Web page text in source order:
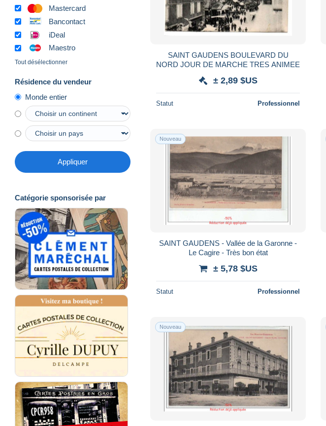
Mastercard
Bancontact
iDeal
Maestro
Tout désélectionner
Résidence du vendeur
Monde entier
Appliquer
Catégorie sponsorisée par
SAINT GAUDENS BOULEVARD DU
NORD JOUR DE MARCHE TRES ANIMEE
± 2,89 $US
Statut Professionnel
Nouveau
SAINT GAUDENS - Vallée de la Garonne -
Le Cagire - Très bon état
± 5,78 $US
Statut Professionnel
Nouveau